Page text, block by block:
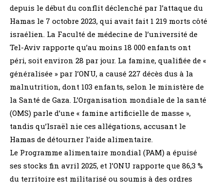
depuis le début du conflit déclenché par l’attaque du
Hamas le 7 octobre 2023, qui avait fait 1 219 morts côté
israélien. La Faculté de médecine de l’université de
Tel-Aviv rapporte qu’au moins 18 000 enfants ont
péri, soit environ 28 par jour. La famine, qualifiée de «
généralisée » par l’ONU, a causé 227 décès dus à la
malnutrition, dont 103 enfants, selon le ministère de
la Santé de Gaza. L’Organisation mondiale de la santé
(OMS) parle d’une « famine artificielle de masse »,
tandis qu’Israël nie ces allégations, accusant le
Hamas de détourner l’aide alimentaire.
Le Programme alimentaire mondial (PAM) a épuisé
ses stocks fin avril 2025, et l’ONU rapporte que 86,3 %
du territoire est militarisé ou soumis à des ordres